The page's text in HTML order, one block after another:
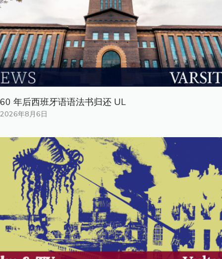
60 年后西班牙语语法书归还 UL
2026年8月6日